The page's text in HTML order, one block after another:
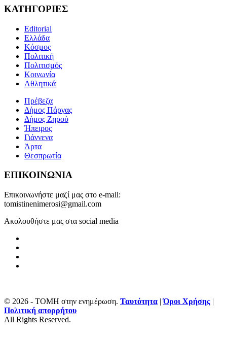
ΚΑΤΗΓΟΡΙΕΣ
Editorial
Ελλάδα
Κόσμος
Πολιτική
Πολιτισμός
Κοινωνία
Αθλητικά
Πρέβεζα
Δήμος Πάργας
Δήμος Ζηρού
Ήπειρος
Γιάννενα
Άρτα
Θεσπρωτία
ΕΠΙΚΟΙΝΩΝΙΑ
Επικοινωνήστε μαζί μας στο e-mail:
tomistinenimerosi@gmail.com
Ακολουθήστε μας στα social media
© 2026 - ΤΟΜΗ στην ενημέρωση. Ταυτότητα |Όροι Χρήσης |
Πολιτική απορρήτου
All Rights Reserved.